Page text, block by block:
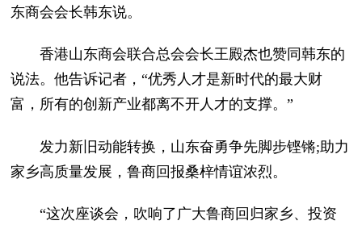
东商会会长韩东说。
香港山东商会联合总会会长王殿杰也赞同韩东的
说法。他告诉记者，“优秀人才是新时代的最大财
富，所有的创新产业都离不开人才的支撑。”
发力新旧动能转换，山东奋勇争先脚步铿锵;助力
家乡高质量发展，鲁商回报桑梓情谊浓烈。
“这次座谈会，吹响了广大鲁商回归家乡、投资